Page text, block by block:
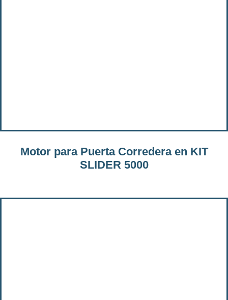
Motor para Puerta Corredera en KIT
SLIDER 5000